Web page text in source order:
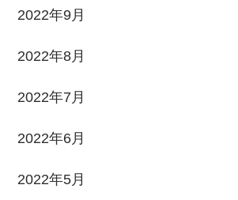
2022年9月
2022年8月
2022年7月
2022年6月
2022年5月